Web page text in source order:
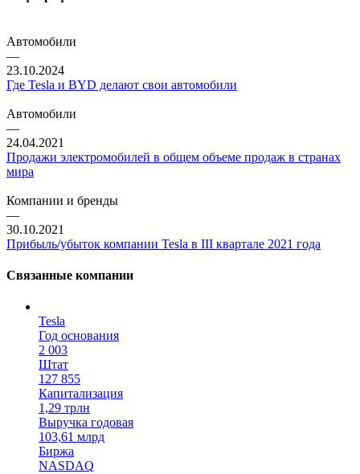
Автомобили
—
23.10.2024
Где Tesla и BYD делают свои автомобили
Автомобили
—
24.04.2021
Продажи электромобилей в общем объеме продаж в странах
мира
Компании и бренды
—
30.10.2021
Прибыль/убыток компании Tesla в III квартале 2021 года
Связанные компании
Tesla
Год основания
2 003
Штат
127 855
Капитализация
1,29 трлн
Выручка годовая
103,61 млрд
Биржа
NASDAQ